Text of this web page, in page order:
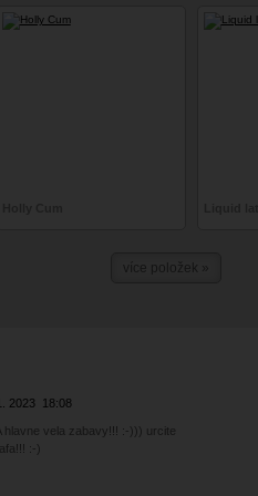
více položek »
2023 18:08
hlavne vela zabavy!!! :-))) urcite
:-)